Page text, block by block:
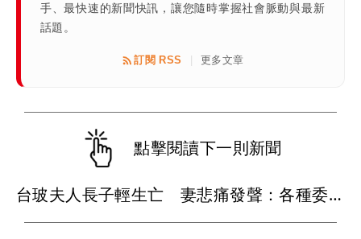
手、最快速的新聞快訊，讓您隨時掌握社會脈動與最新
話題。
訂閱 RSS 更多文章
點擊閱讀下一則新聞
台玻夫人長子輕生亡 妻悲痛發聲：各種委屈與不平...